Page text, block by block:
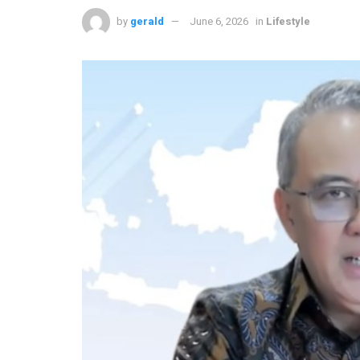
by gerald June 6, 2026 in Lifestyle